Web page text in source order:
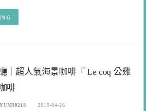
｜超人氣海景咖啡『 Le coq 公雞
啡
2019-04-26